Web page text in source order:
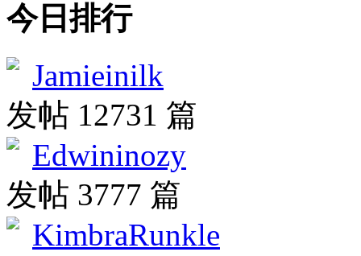
今日排行
Jamieinilk
发帖 12731 篇
Edwininozy
发帖 3777 篇
KimbraRunkle